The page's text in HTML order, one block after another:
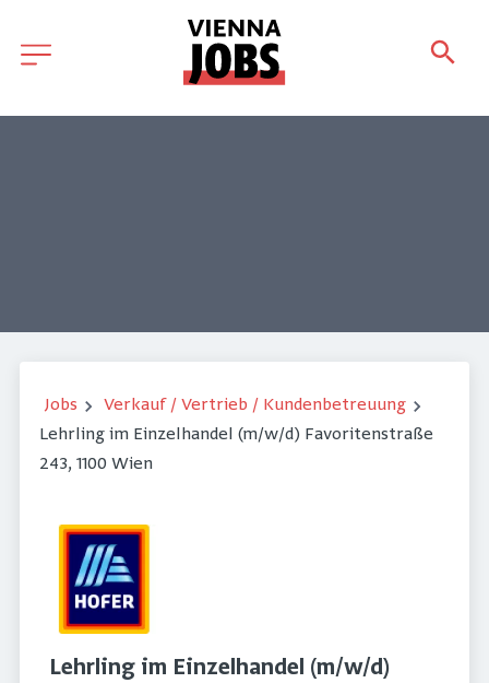
Jobs
Verkauf / Vertrieb / Kundenbetreuung
Lehrling im Einzelhandel (m/w/d) Favoritenstraße
243, 1100 Wien
Lehrling im Einzelhandel (m/w/d)